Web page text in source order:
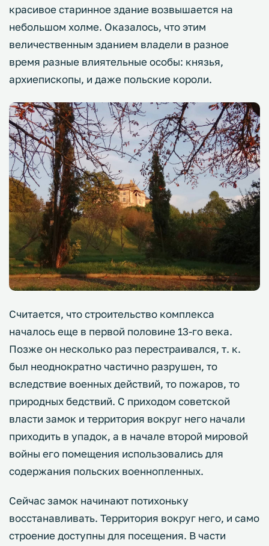
красивое старинное здание возвышается на
небольшом холме. Оказалось, что этим
величественным зданием владели в разное
время разные влиятельные особы: князья,
архиепископы, и даже польские короли.
Считается, что строительство комплекса
началось еще в первой половине 13-го века.
Позже он несколько раз перестраивался, т. к.
был неоднократно частично разрушен, то
вследствие военных действий, то пожаров, то
природных бедствий. С приходом советской
власти замок и территория вокруг него начали
приходить в упадок, а в начале второй мировой
войны его помещения использовались для
содержания польских военнопленных.
Сейчас замок начинают потихоньку
восстанавливать. Территория вокруг него, и само
строение доступны для посещения. В части